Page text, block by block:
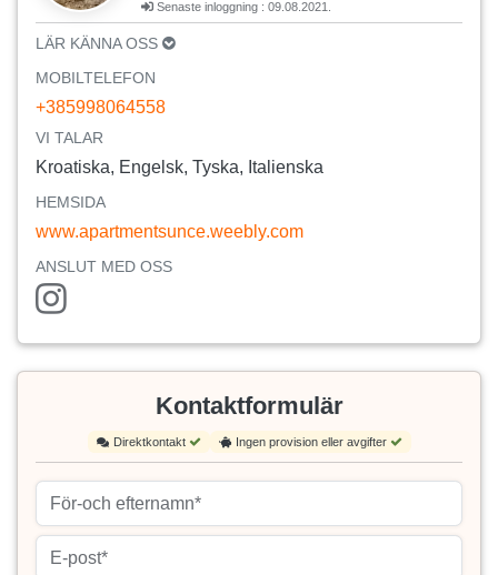
Senaste inloggning : 09.08.2021.
LÄR KÄNNA OSS
MOBILTELEFON
+385998064558
VI TALAR
Kroatiska, Engelsk, Tyska, Italienska
HEMSIDA
www.apartmentsunce.weebly.com
ANSLUT MED OSS
Kontaktformulär
Direktkontakt Ingen provision eller avgifter